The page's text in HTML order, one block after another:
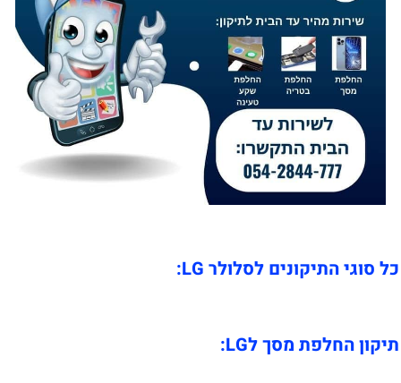
כל סוגי התיקונים לסלולר LG:
תיקון החלפת מסך לLG: